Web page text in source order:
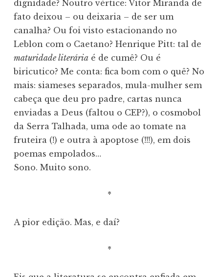
dignidade? Noutro vértice: Vitor Miranda de
fato deixou – ou deixaria – de ser um
canalha? Ou foi visto estacionando no
Leblon com o Caetano? Henrique Pitt: tal de
maturidade literária é de cumê? Ou é
biricutico? Me conta: fica bom com o quê? No
mais: siameses separados, mula-mulher sem
cabeça que deu pro padre, cartas nunca
enviadas a Deus (faltou o CEP?), o cosmobol
da Serra Talhada, uma ode ao tomate na
fruteira (!) e outra à apoptose (!!!), em dois
poemas empolados…
Sono. Muito sono.
*
A pior edição. Mas, e daí?
*